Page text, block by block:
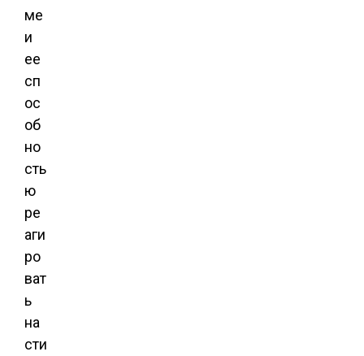
ме
и
ее
сп
ос
об
но
сть
ю
ре
аги
ро
ват
ь
на
сти